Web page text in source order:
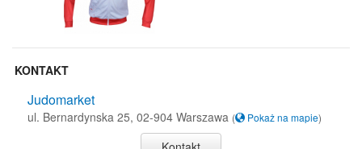
KONTAKT
Judomarket
ul. Bernardynska 25, 02-904 Warszawa ( Pokaż na mapie)